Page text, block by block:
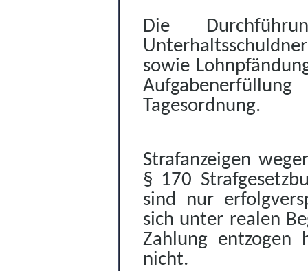
Die
sowie
Tagesordnung.
Strafanzeigen
§ 170
sind nur
sich unter realen
Zahlung entzogen
nicht.